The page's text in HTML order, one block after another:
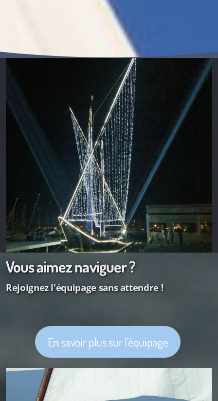
Vous aimez naviguer ?
Rejoignez l'équipage sans attendre !
En savoir plus sur l'équipage